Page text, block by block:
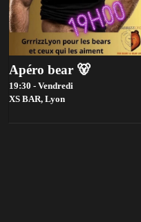
Apéro bear 🐻
19:30 - Vendredi
XS BAR, Lyon